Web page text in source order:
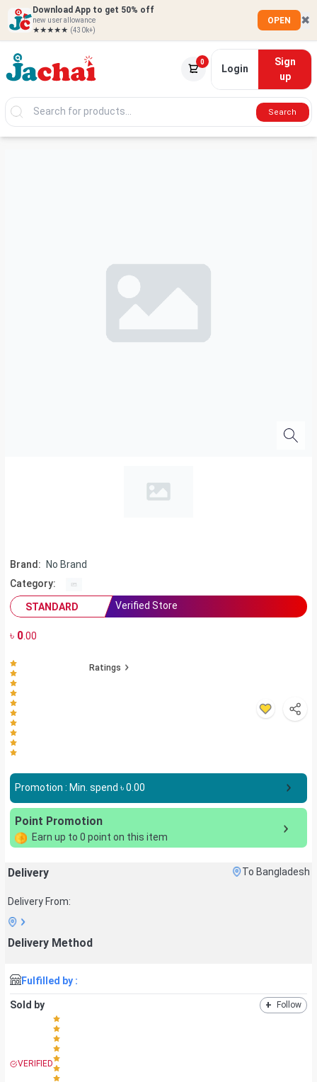
Download App to get 50% off
new user allowance
★★★★★ (430k+)
OPEN ✖
0
Login
Sign
up
Search
Brand:
No Brand
Category:
STANDARD
Verified Store
৳ 0.00
Ratings
Promotion : Min. spend ৳0.00
Point Promotion
Earn up to 0 point on this item
Delivery To Bangladesh
Delivery From:
Delivery Method
Fulfilled by :
Sold by + Follow
VERIFIED